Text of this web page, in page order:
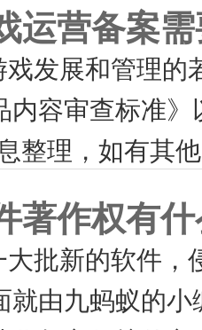
运营备案
发展和管理
内容审查标准
整理，如有其
著作权有
批新的软件
就由九蚂蚁的